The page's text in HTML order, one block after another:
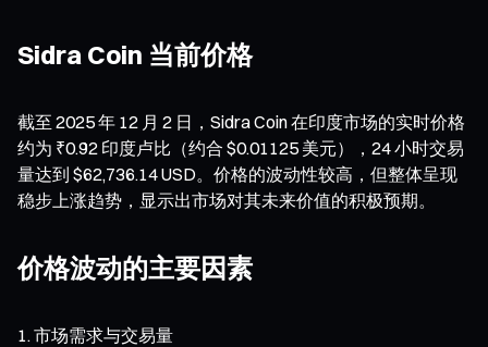
Sidra Coin 当前价格
截至 2025 年 12 月 2 日，Sidra Coin 在印度市场的实时价格
约为 ₹0.92 印度卢比（约合 $0.01125 美元），24 小时交易
量达到 $62,736.14 USD。价格的波动性较高，但整体呈现
稳步上涨趋势，显示出市场对其未来价值的积极预期。
价格波动的主要因素
市场需求与交易量